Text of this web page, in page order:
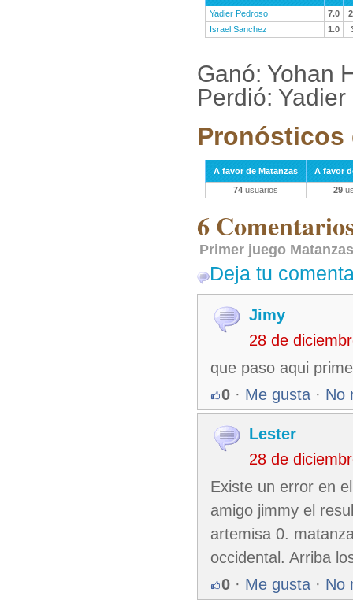
Yadier Pedroso
7.0
Israel Sanchez
1.0
Ganó: Yohan
Perdió:
Pronósticos
A favor de Matanzas
A favor
74 usuarios 29
6
Primer juego
Deja tu
Jimy
28 de
que paso aqui
0 · Me gusta · No
Lester
28 de
Existe un error en
amigo jimmy el
artemisa 0.
occidental. Arriba
0 · Me gusta · No